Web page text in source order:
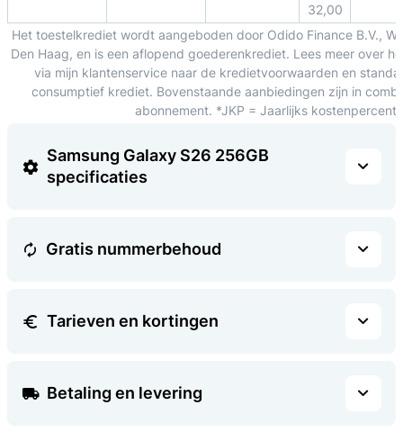
32,00
Het toestelkrediet wordt aangeboden door Odido Finance B.V.,
Den Haag, en is een aflopend goederenkrediet. Lees meer over
via mijn klantenservice naar de kredietvoorwaarden en
consumptief krediet. Bovenstaande aanbiedingen zijn in
abonnement. *JKP = Jaarlijks
Samsung Galaxy S26 256GB
specificaties
Gratis nummerbehoud
Tarieven en kortingen
Betaling en levering